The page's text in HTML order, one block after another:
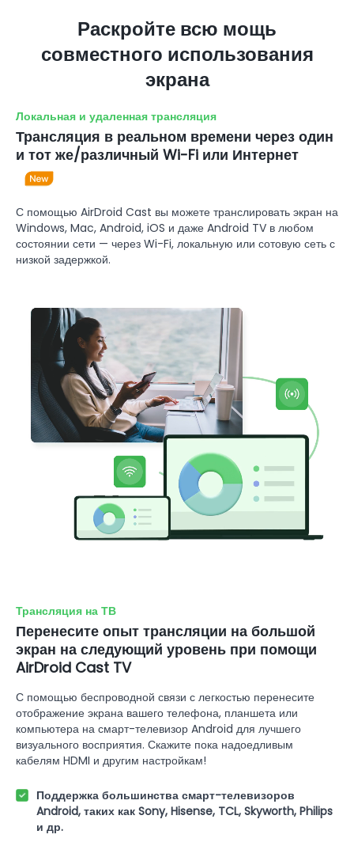
Раскройте всю мощь
совместного использования
экрана
Локальная и удаленная трансляция
Трансляция в реальном времени через один
и тот же/различный Wi-Fi или Интернет
С помощью AirDroid Cast вы можете транслировать экран на
Windows, Mac, Android, iOS и даже Android TV в любом
состоянии сети — через Wi-Fi, локальную или сотовую сеть с
низкой задержкой.
Трансляция на ТВ
Перенесите опыт трансляции на большой
экран на следующий уровень при помощи
AirDroid Cast TV
С помощью беспроводной связи с легкостью перенесите
отображение экрана вашего телефона, планшета или
компьютера на смарт-телевизор Android для лучшего
визуального восприятия. Скажите пока надоедливым
кабелям HDMI и другим настройкам!
Поддержка большинства смарт-телевизоров
Android, таких как Sony, Hisense, TCL, Skyworth, Philips
и др.